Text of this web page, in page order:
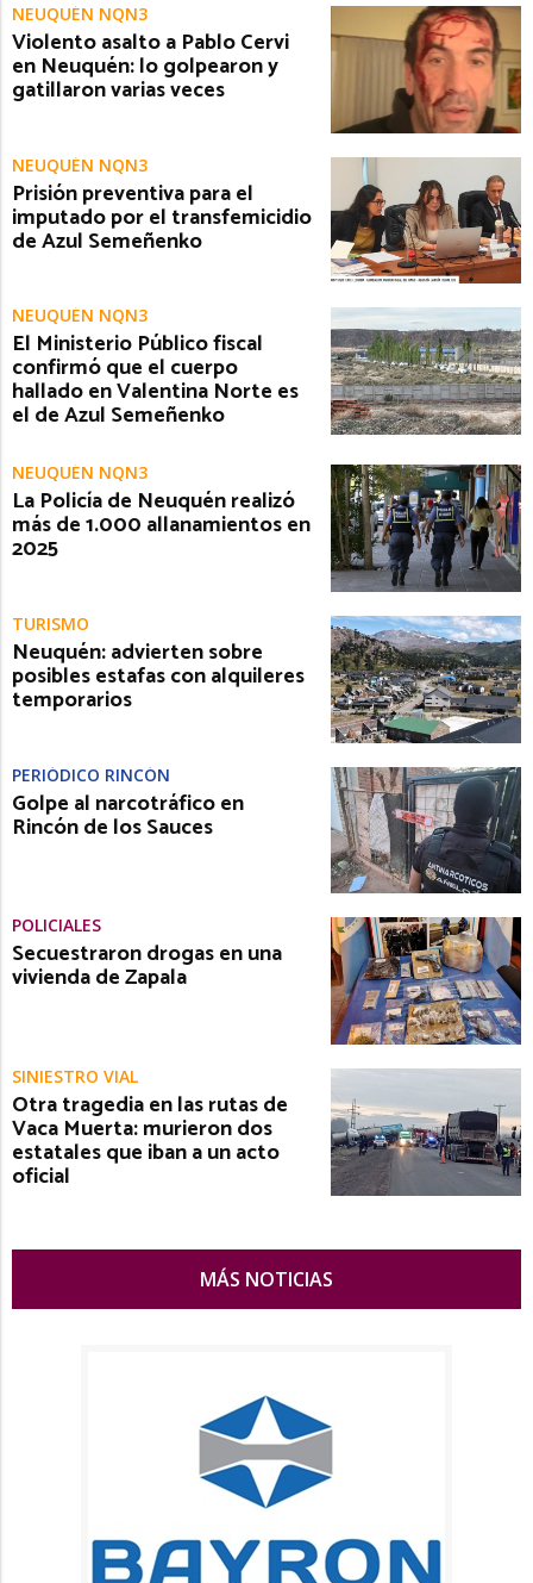
NEUQUÉN NQN3
Violento asalto a Pablo Cervi
en Neuquén: lo golpearon y
gatillaron varias veces
NEUQUÉN NQN3
Prisión preventiva para el
imputado por el transfemicidio
de Azul Semeñenko
NEUQUÉN NQN3
El Ministerio Público fiscal
confirmó que el cuerpo
hallado en Valentina Norte es
el de Azul Semeñenko
NEUQUÉN NQN3
La Policía de Neuquén realizó
más de 1.000 allanamientos en
2025
TURISMO
Neuquén: advierten sobre
posibles estafas con alquileres
temporarios
PERIÓDICO RINCÓN
Golpe al narcotráfico en
Rincón de los Sauces
POLICIALES
Secuestraron drogas en una
vivienda de Zapala
SINIESTRO VIAL
Otra tragedia en las rutas de
Vaca Muerta: murieron dos
estatales que iban a un acto
oficial
MÁS NOTICIAS